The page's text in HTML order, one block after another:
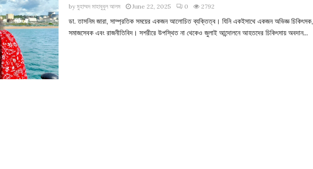
byমুহাম্মদ মাহাবুবুল আলম June 22, 2025 0 2792
ডা. তাসনিম জারা, সাম্প্রতিক সময়ের একজন আলোচিত ব্যক্তিত্ব। যিনি একইসাথে একজন অভিজ্ঞ চিকিৎসক,
সমাজসেবক এবং রাজনীতিবিদ। সশরীরে উপস্থিত না থেকেও জুলাই আন্দোলনে আহতদের চিকিৎসায় অবদান...